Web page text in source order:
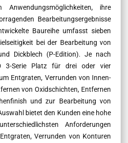
ihre
Bearbeitungsergebnisse
Baureihe umfasst sieben
bei der Bearbeitung von
Dickblech (P-Edition). Je nach
3-Serie Platz für drei oder vier
Entgraten, Verrunden von Innen-
von Oxidschichten, Entfernen
und zur Bearbeitung von
bietet den Kunden eine hohe
Anforderungen
Verrunden von Konturen